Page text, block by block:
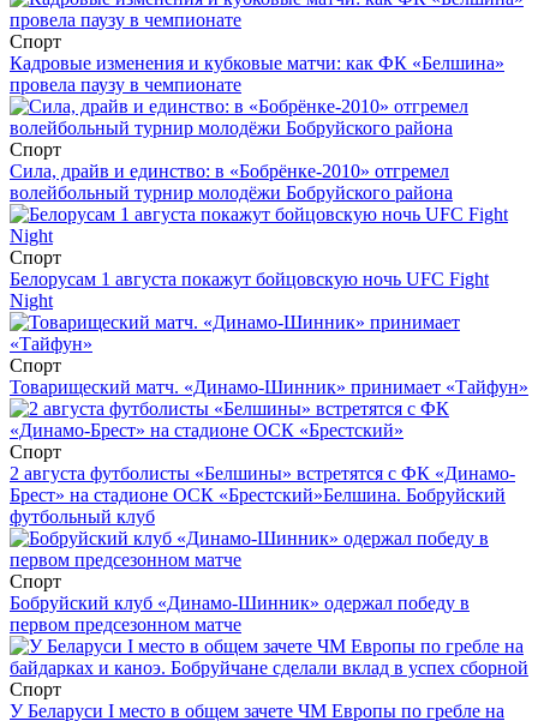
Спорт
Кадровые изменения и кубковые матчи: как ФК «Белшина»
провела паузу в чемпионате
Спорт
Сила, драйв и единство: в «Бобрёнке-2010» отгремел
волейбольный турнир молодёжи Бобруйского района
Спорт
Белорусам 1 августа покажут бойцовскую ночь UFC Fight
Night
Спорт
Товарищеский матч. «Динамо-Шинник» принимает «Тайфун»
Спорт
2 августа футболисты «Белшины» встретятся с ФК «Динамо-
Брест» на стадионе ОСК «Брестский»Белшина. Бобруйский
футбольный клуб
Спорт
Бобруйский клуб «Динамо-Шинник» одержал победу в
первом предсезонном матче
Спорт
У Беларуси I место в общем зачете ЧМ Европы по гребле на